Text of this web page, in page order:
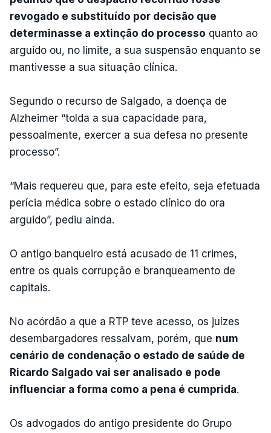
revogado e substituído por decisão que
determinasse a extinção do processo quanto ao
arguido ou, no limite, a sua suspensão enquanto se
mantivesse a sua situação clínica.
Segundo o recurso de Salgado, a doença de
Alzheimer “tolda a sua capacidade para,
pessoalmente, exercer a sua defesa no presente
processo”.
“Mais requereu que, para este efeito, seja efetuada
perícia médica sobre o estado clínico do ora
arguido”, pediu ainda.
O antigo banqueiro está acusado de 11 crimes,
entre os quais corrupção e branqueamento de
capitais.
No acórdão a que a RTP teve acesso, os juízes
desembargadores ressalvam, porém, que num
cenário de condenação o estado de saúde de
Ricardo Salgado vai ser analisado e pode
influenciar a forma como a pena é cumprida.
Os advogados do antigo presidente do Grupo